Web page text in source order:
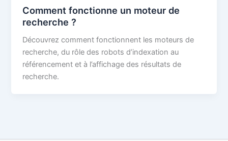
Comment fonctionne un moteur de
recherche ?
Découvrez comment fonctionnent les moteurs de
recherche, du rôle des robots d’indexation au
référencement et à l’affichage des résultats de
recherche.